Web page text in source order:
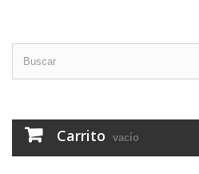
Carrito vacío